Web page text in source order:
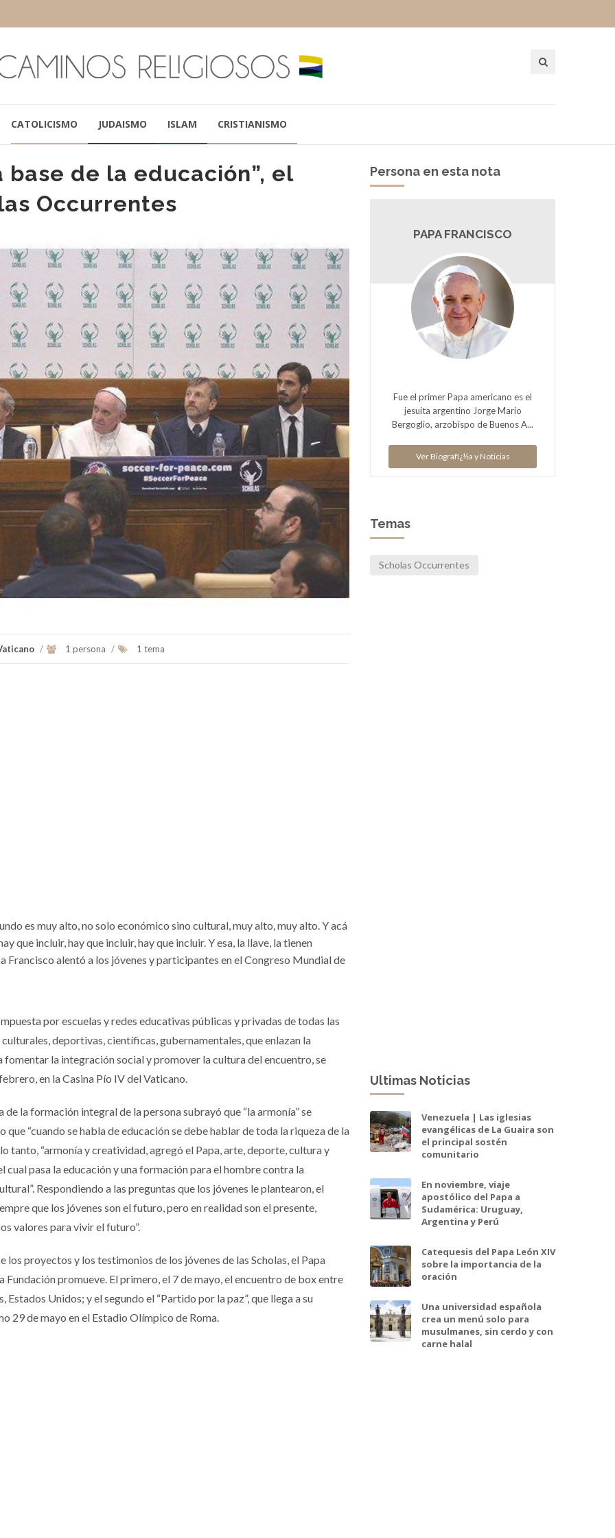
CATOLICISMO JUDAISMO ISLAM CRISTIANISMO
base de la educación”, el
Occurrentes
/ 1 persona / 1 tema
es muy alto, no solo económico sino cultural, muy alto, muy alto. Y acá
que incluir, hay que incluir, hay que incluir. Y esa, la llave, la tienen
Francisco alentó a los jóvenes y participantes en el Congreso Mundial de
por escuelas y redes educativas públicas y privadas de todas las
deportivas, científicas, gubernamentales, que enlazan la
la integración social y promover la cultura del encuentro, se
en la Casina Pío IV del Vaticano.
la formación integral de la persona subrayó que “la armonía” se
que “cuando se habla de educación se debe hablar de toda la riqueza de la
tanto, “armonía y creatividad, agregó el Papa, arte, deporte, cultura y
cual pasa la educación y una formación para el hombre contra la
Respondiendo a las preguntas que los jóvenes le plantearon, el
que los jóvenes son el futuro, pero en realidad son el presente,
valores para vivir el futuro”.
los proyectos y los testimonios de los jóvenes de las Scholas, el Papa
Fundación promueve. El primero, el 7 de mayo, el encuentro de box entre
Estados Unidos; y el segundo el “Partido por la paz”, que llega a su
29 de mayo en el Estadio Olímpico de Roma.
Persona en esta nota
PAPA FRANCISCO
Fue el primer Papa americano es el
jesuita argentino Jorge Mario
Bergoglio, arzobispo de Buenos A...
Ver Biografï¿½a y Noticias
Temas
Scholas Occurrentes
Ultimas Noticias
Venezuela | Las iglesias
evangélicas de La Guaira son
el principal sostén
comunitario
En noviembre, viaje
apostólico del Papa a
Sudamérica: Uruguay,
Argentina y Perú
Catequesis del Papa León XIV
sobre la importancia de la
oración
Una universidad española
crea un menú solo para
musulmanes, sin cerdo y con
carne halal